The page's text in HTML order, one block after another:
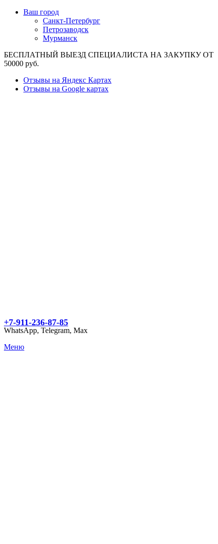
Ваш город
Санкт-Петербург
Петрозаводск
Мурманск
БЕСПЛАТНЫЙ ВЫЕЗД СПЕЦИАЛИСТА НА ЗАКУПКУ ОТ
50000 руб.
Отзывы на Яндекс Картах
Отзывы на Google картах
+7-911-236-87-85
WhatsApp, Telegram, Max
Меню